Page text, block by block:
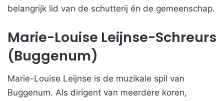
belangrijk lid van de schutterij én de gemeenschap.
Marie-Louise Leijnse-Schreurs
(Buggenum)
Marie-Louise Leijnse is de muzikale spil van
Buggenum. Als dirigent van meerdere koren,